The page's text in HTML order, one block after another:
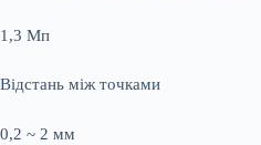
1,3 Мп
Відстань між точками
0,2 ~ 2 мм